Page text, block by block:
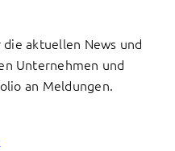
aktuellen News und
Unternehmen und
an Meldungen.